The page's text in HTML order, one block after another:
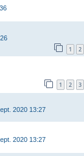
1 2
1 2 3
2020 13:27
2020 13:27